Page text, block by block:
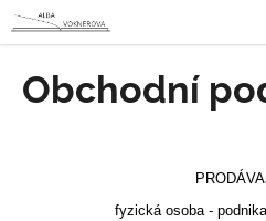
na
obsah
Obchodní
fyzická osoba -
K
o